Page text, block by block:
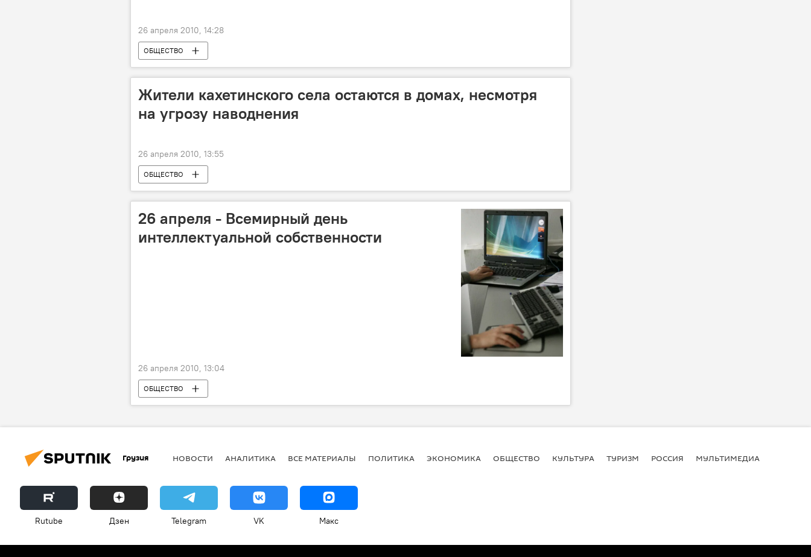
26 апреля 2010, 14:28
ОБЩЕСТВО
Жители кахетинского села остаются в домах, несмотря
на угрозу наводнения
26 апреля 2010, 13:55
ОБЩЕСТВО
26 апреля - Всемирный день
интеллектуальной собственности
26 апреля 2010, 13:04
ОБЩЕСТВО
Грузия НОВОСТИ АНАЛИТИКА ВСЕ МАТЕРИАЛЫ ПОЛИТИКА ЭКОНОМИКА ОБЩЕСТВО КУЛЬТУРА ТУРИЗМ РОССИЯ МУЛЬТИМЕДИА
Rutube Дзен Telegram VK Макс